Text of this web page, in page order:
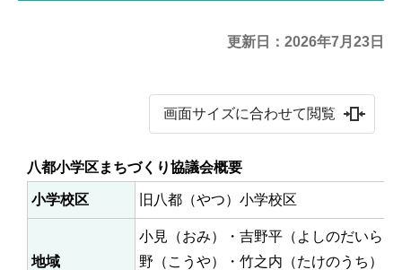
更新日：2026年7月23日
画面サイズに合わせて閲覧
八都小学区まちづくり協議会概要
小学校区 旧八都（やつ）小学校区
地域
小見（おみ）・吉野平（よしのだいら
野（こうや）・竹之内（たけのうち）